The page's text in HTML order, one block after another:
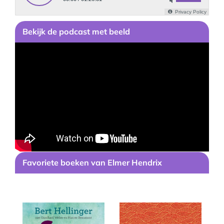
Bekijk de podcast met beeld
Favoriete boeken van Elmer Hendrix